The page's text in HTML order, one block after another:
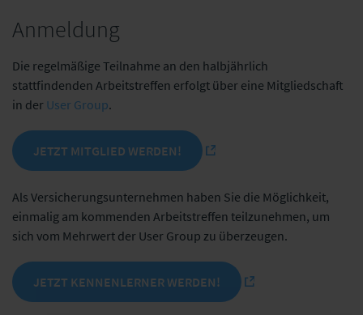
Anmeldung
Die regelmäßige Teilnahme an den halbjährlich
stattfindenden Arbeitstreffen erfolgt über eine Mitgliedschaft
in der User Group.
JETZT MITGLIED WERDEN!
Als Versicherungsunternehmen haben Sie die Möglichkeit,
einmalig am kommenden Arbeitstreffen teilzunehmen, um
sich vom Mehrwert der User Group zu überzeugen.
JETZT KENNENLERNER WERDEN!